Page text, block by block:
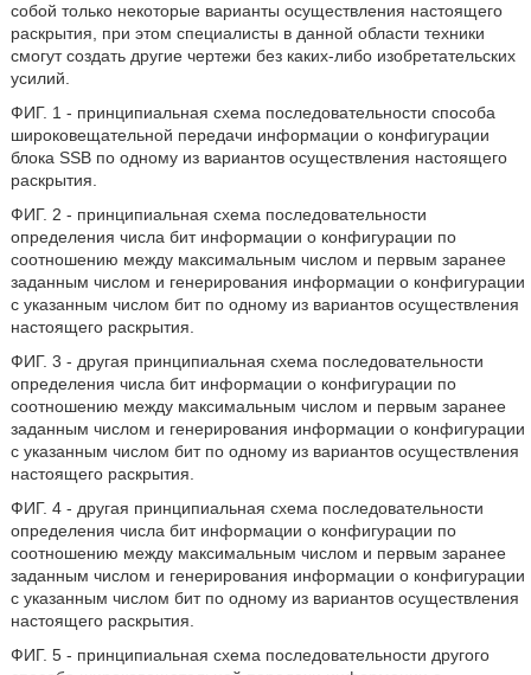
собой только некоторые варианты осуществления настоящего
раскрытия, при этом специалисты в данной области техники
смогут создать другие чертежи без каких-либо изобретательских
усилий.
ФИГ. 1 - принципиальная схема последовательности способа
широковещательной передачи информации о конфигурации
блока SSB по одному из вариантов осуществления настоящего
раскрытия.
ФИГ. 2 - принципиальная схема последовательности
определения числа бит информации о конфигурации по
соотношению между максимальным числом и первым заранее
заданным числом и генерирования информации о конфигурации
с указанным числом бит по одному из вариантов осуществления
настоящего раскрытия.
ФИГ. 3 - другая принципиальная схема последовательности
определения числа бит информации о конфигурации по
соотношению между максимальным числом и первым заранее
заданным числом и генерирования информации о конфигурации
с указанным числом бит по одному из вариантов осуществления
настоящего раскрытия.
ФИГ. 4 - другая принципиальная схема последовательности
определения числа бит информации о конфигурации по
соотношению между максимальным числом и первым заранее
заданным числом и генерирования информации о конфигурации
с указанным числом бит по одному из вариантов осуществления
настоящего раскрытия.
ФИГ. 5 - принципиальная схема последовательности другого